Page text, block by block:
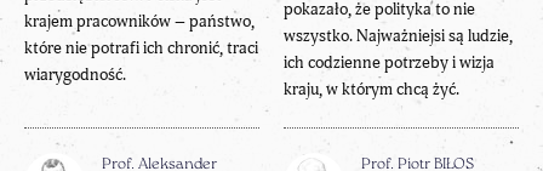
krajem pracowników – państwo,
które nie potrafi ich chronić, traci
wiarygodność.
pokazało, że polityka to nie
wszystko. Najważniejsi są ludzie,
ich codzienne potrzeby i wizja
kraju, w którym chcą żyć.
Prof. Aleksander
Prof. Piotr BIŁOS